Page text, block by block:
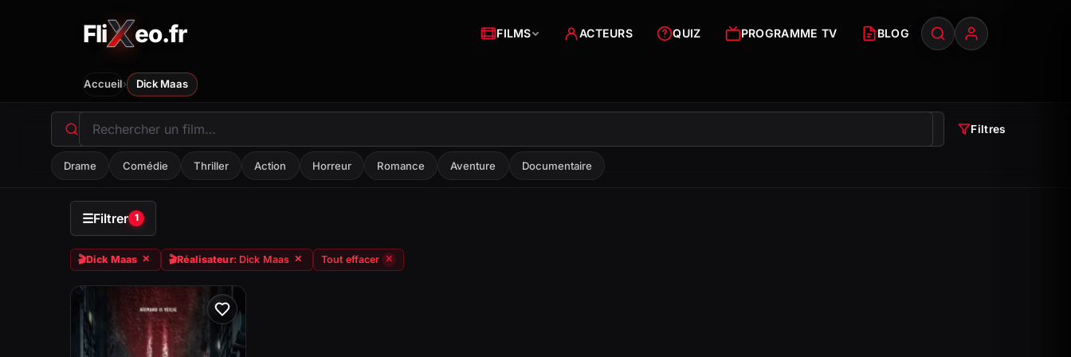
Fli eo.fr
FliXeo.fr
Accueil
FILMS ACTEURS QUIZ PROGRAMME TV BLOG
Accueil› Dick Maas
Filtres
Drame Comédie Thriller Action Horreur Romance Aventure Documentaire
☰Filtrer 1
🎬Dick Maas ✕ 🎬Réalisateur: Dick Maas ✕ Tout effacer ✕